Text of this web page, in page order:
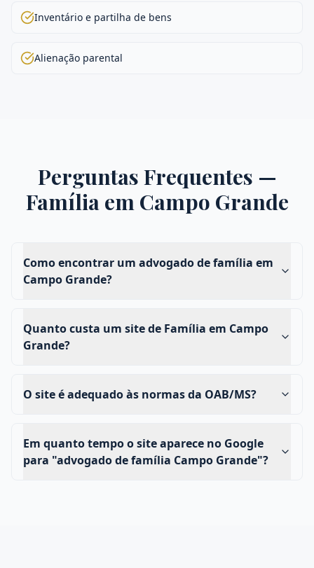
Inventário e partilha de bens
Alienação parental
Perguntas Frequentes —
Famíliaem Campo Grande
Como encontrar um advogado de família em
Campo Grande?
Quanto custa um site de Família em Campo
Grande?
O site é adequado às normas da OAB/MS?
Em quanto tempo o site aparece no Google
para "advogado de família Campo Grande"?